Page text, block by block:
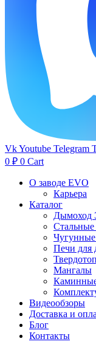
VkYoutube Telegram
0 ₽ 0 Cart
О заводе EVO
Карьера
Каталог
Дымоход
Стальные
Печи для
Мангалы
Видеообзоры
Доставка и
Блог
Контакты